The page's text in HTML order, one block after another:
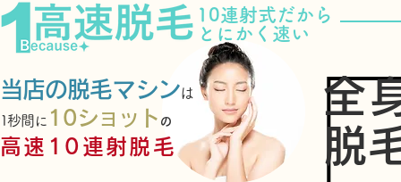
全
脱
10連射式だから
とにかく速い
当店の脱毛マシンは
1秒間に 10ショット の
高速10連射脱毛